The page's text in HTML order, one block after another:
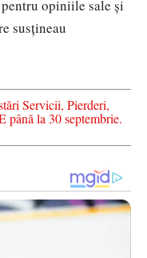
opiniile sale și
susțineau
Servicii, Pierderi,
la 30 septembrie.